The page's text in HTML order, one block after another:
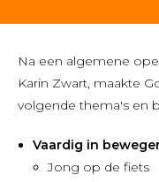
Na een algemene
Karin Zwart, maakte
volgende thema's en
Vaardig in
Jong op de fiets